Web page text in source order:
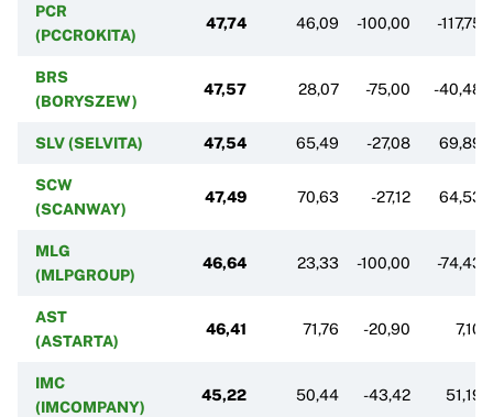
PCR
(PCCROKITA)
47,74 46,09 -100,00 -117,75
BRS
(BORYSZEW)
47,57 28,07 -75,00 -40,48
SLV (SELVITA) 47,54 65,49 -27,08 69,89
SCW
(SCANWAY)
47,49 70,63 -27,12 64,53
MLG
(MLPGROUP)
46,64 23,33 -100,00 -74,43
AST
(ASTARTA)
46,41 71,76 -20,90 7,10
IMC
(IMCOMPANY)
45,22 50,44 -43,42 51,19